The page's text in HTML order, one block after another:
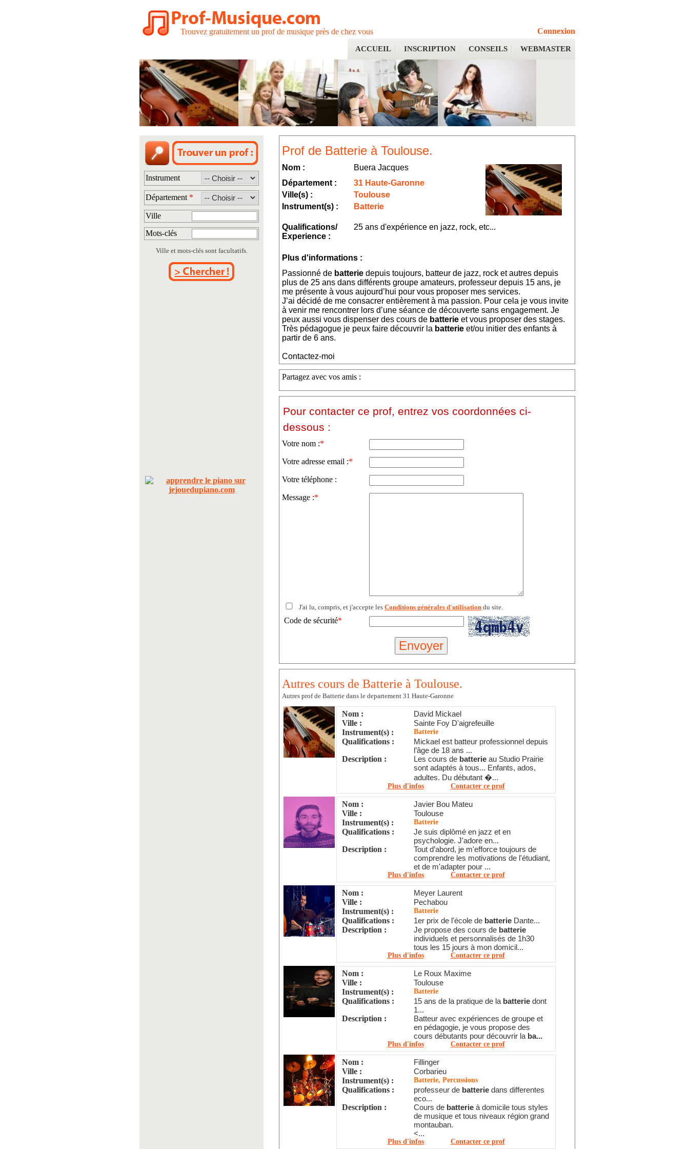
Trouvez gratuitement un prof de musique près de chez vous Connexion
ACCUEIL INSCRIPTION CONSEILS WEBMASTER
Instrument
Département *
Ville
Mots-clés
Ville et mots-clés sont facultatifs.
Prof de Batterie à Toulouse.
Nom :
Buera Jacques
Département :
31 Haute-Garonne
Ville(s) :
Toulouse
Instrument(s) :
Batterie
Qualifications/
Experience :
25 ans d'expérience en jazz, rock, etc...
Plus d'informations :
Passionné de batterie depuis toujours, batteur de jazz, rock et autres depuis
plus de 25 ans dans différents groupe amateurs, professeur depuis 15 ans, je
me présente à vous aujourd’hui pour vous proposer mes services.
J’ai décidé de me consacrer entièrement à ma passion. Pour cela je vous invite
à venir me rencontrer lors d’une séance de découverte sans engagement. Je
peux aussi vous dispenser des cours de batterie et vous proposer des stages.
Très pédagogue je peux faire découvrir la batterie et/ou initier des enfants à
partir de 6 ans.
Contactez-moi
Partagez avec vos amis :
Pour contacter ce prof, entrez vos coordonnées ci-
dessous :
Votre nom :*
Votre adresse email :*
Votre téléphone :
Message :*
J'ai lu, compris, et j'accepte les Conditions générales d'utilisation du site.
Code de sécurité*
Autres cours de Batterie à Toulouse.
Autres prof de Batterie dans le departement 31 Haute-Garonne
Nom :
David Mickael
Ville :
Sainte Foy D'aigrefeuille
Instrument(s) :
Batterie
Qualifications :
Mickael est batteur professionnel depuis
l’âge de 18 ans ...
Description :
Les cours de batterie au Studio Prairie
sont adaptés à tous... Enfants, ados,
adultes. Du débutant �...
Plus d'infos Contacter ce prof
Nom :
Javier Bou Mateu
Ville :
Toulouse
Instrument(s) :
Batterie
Qualifications :
Je suis diplômé en jazz et en
psychologie. J'adore en...
Description :
Tout d’abord, je m'efforce toujours de
comprendre les motivations de l'étudiant,
et de m'adapter pour ...
Plus d'infos Contacter ce prof
Nom :
Meyer Laurent
Ville :
Pechabou
Instrument(s) :
Batterie
Qualifications : 1er prix de l'école de batterie Dante...
Description :
Je propose des cours de batterie
individuels et personnalisés de 1h30
tous les 15 jours à mon domicil...
Plus d'infos Contacter ce prof
Nom :
Le Roux Maxime
Ville :
Toulouse
Instrument(s) :
Batterie
Qualifications : 15 ans de la pratique de la batterie dont
1...
Description :
Batteur avec expériences de groupe et
en pédagogie, je vous propose des
cours débutants pour découvrir la ba...
Plus d'infos Contacter ce prof
Nom :
Fillinger
Ville :
Corbarieu
Instrument(s) :
Batterie, Percussions
Qualifications : professeur de batterie dans differentes
eco...
Description :
Cours de batterie à domicile tous styles
de musique et tous niveaux région grand
montauban.
<...
Plus d'infos Contacter ce prof